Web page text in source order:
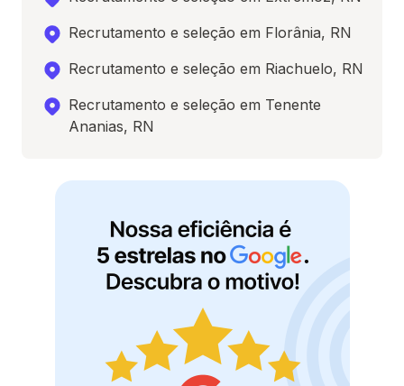
Recrutamento e seleção em Florânia, RN
Recrutamento e seleção em Riachuelo, RN
Recrutamento e seleção em Tenente
Ananias, RN